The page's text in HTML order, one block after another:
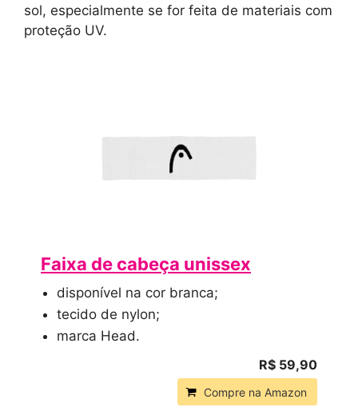
sol, especialmente se for feita de materiais com
proteção UV.
Faixa de cabeça unissex
disponível na cor branca;
tecido de nylon;
marca Head.
R$ 59,90
Compre na Amazon